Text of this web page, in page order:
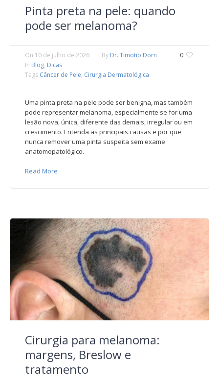
Pinta preta na pele: quando
pode ser melanoma?
0
On 10 de julho de 2026 By Dr. Timotio Dorn
In Blog, Dicas
Tags Câncer de Pele, Cirurgia Dermatológica
Uma pinta preta na pele pode ser benigna, mas também
pode representar melanoma, especialmente se for uma
lesão nova, única, diferente das demais, irregular ou em
crescimento. Entenda as principais causas e por que
nunca remover uma pinta suspeita sem exame
anatomopatológico.
Read More
Cirurgia para melanoma:
margens, Breslow e
tratamento